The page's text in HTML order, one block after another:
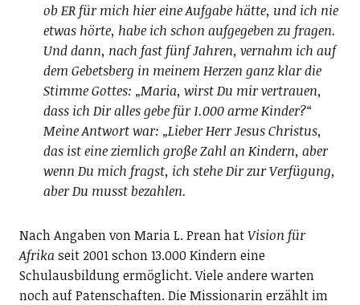
ob ER für mich hier eine Aufgabe hätte, und ich nie
etwas hörte, habe ich schon aufgegeben zu fragen.
Und dann, nach fast fünf Jahren, vernahm ich auf
dem Gebetsberg in meinem Herzen ganz klar die
Stimme Gottes: „Maria, wirst Du mir vertrauen,
dass ich Dir alles gebe für 1.000 arme Kinder?“
Meine Antwort war: „Lieber Herr Jesus Christus,
das ist eine ziemlich große Zahl an Kindern, aber
wenn Du mich fragst, ich stehe Dir zur Verfügung,
aber Du musst bezahlen.
Nach Angaben von Maria L. Prean hatVision für
Afrika seit 2001 schon 13.000 Kindern eine
Schulausbildung ermöglicht. Viele andere warten
noch auf Patenschaften. Die Missionarin erzählt im